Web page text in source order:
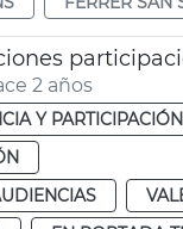
2 años
Y PARTICIPACIÓN